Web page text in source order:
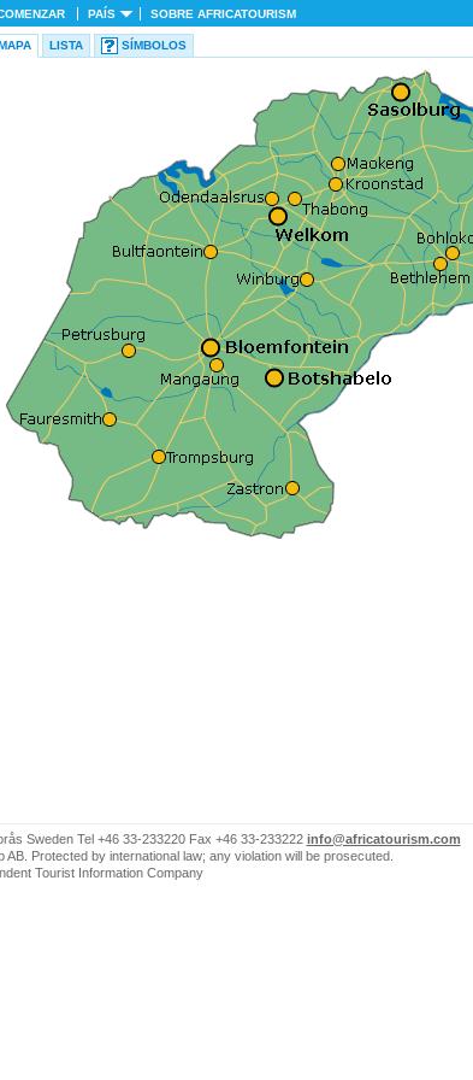
PAÍS SOBRE AFRICATOURISM
LISTA SÍMBOLOS
Sweden Tel +46 33-233220 Fax +46 33-233222 info@africatourism.com
Protected by international law; any violation will be prosecuted.
Tourist Information Company